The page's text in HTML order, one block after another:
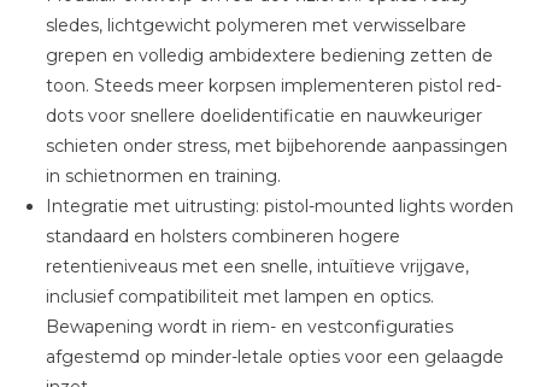
sledes, lichtgewicht polymeren met verwisselbare
grepen en volledig ambidextere bediening zetten de
toon. Steeds meer korpsen implementeren pistol red-
dots voor snellere doelidentificatie en nauwkeuriger
schieten onder stress, met bijbehorende aanpassingen
in schietnormen en training.
Integratie met uitrusting: pistol-mounted lights worden
standaard en holsters combineren hogere
retentieniveaus met een snelle, intuïtieve vrijgave,
inclusief compatibiliteit met lampen en optics.
Bewapening wordt in riem- en vestconfiguraties
afgestemd op minder-letale opties voor een gelaagde